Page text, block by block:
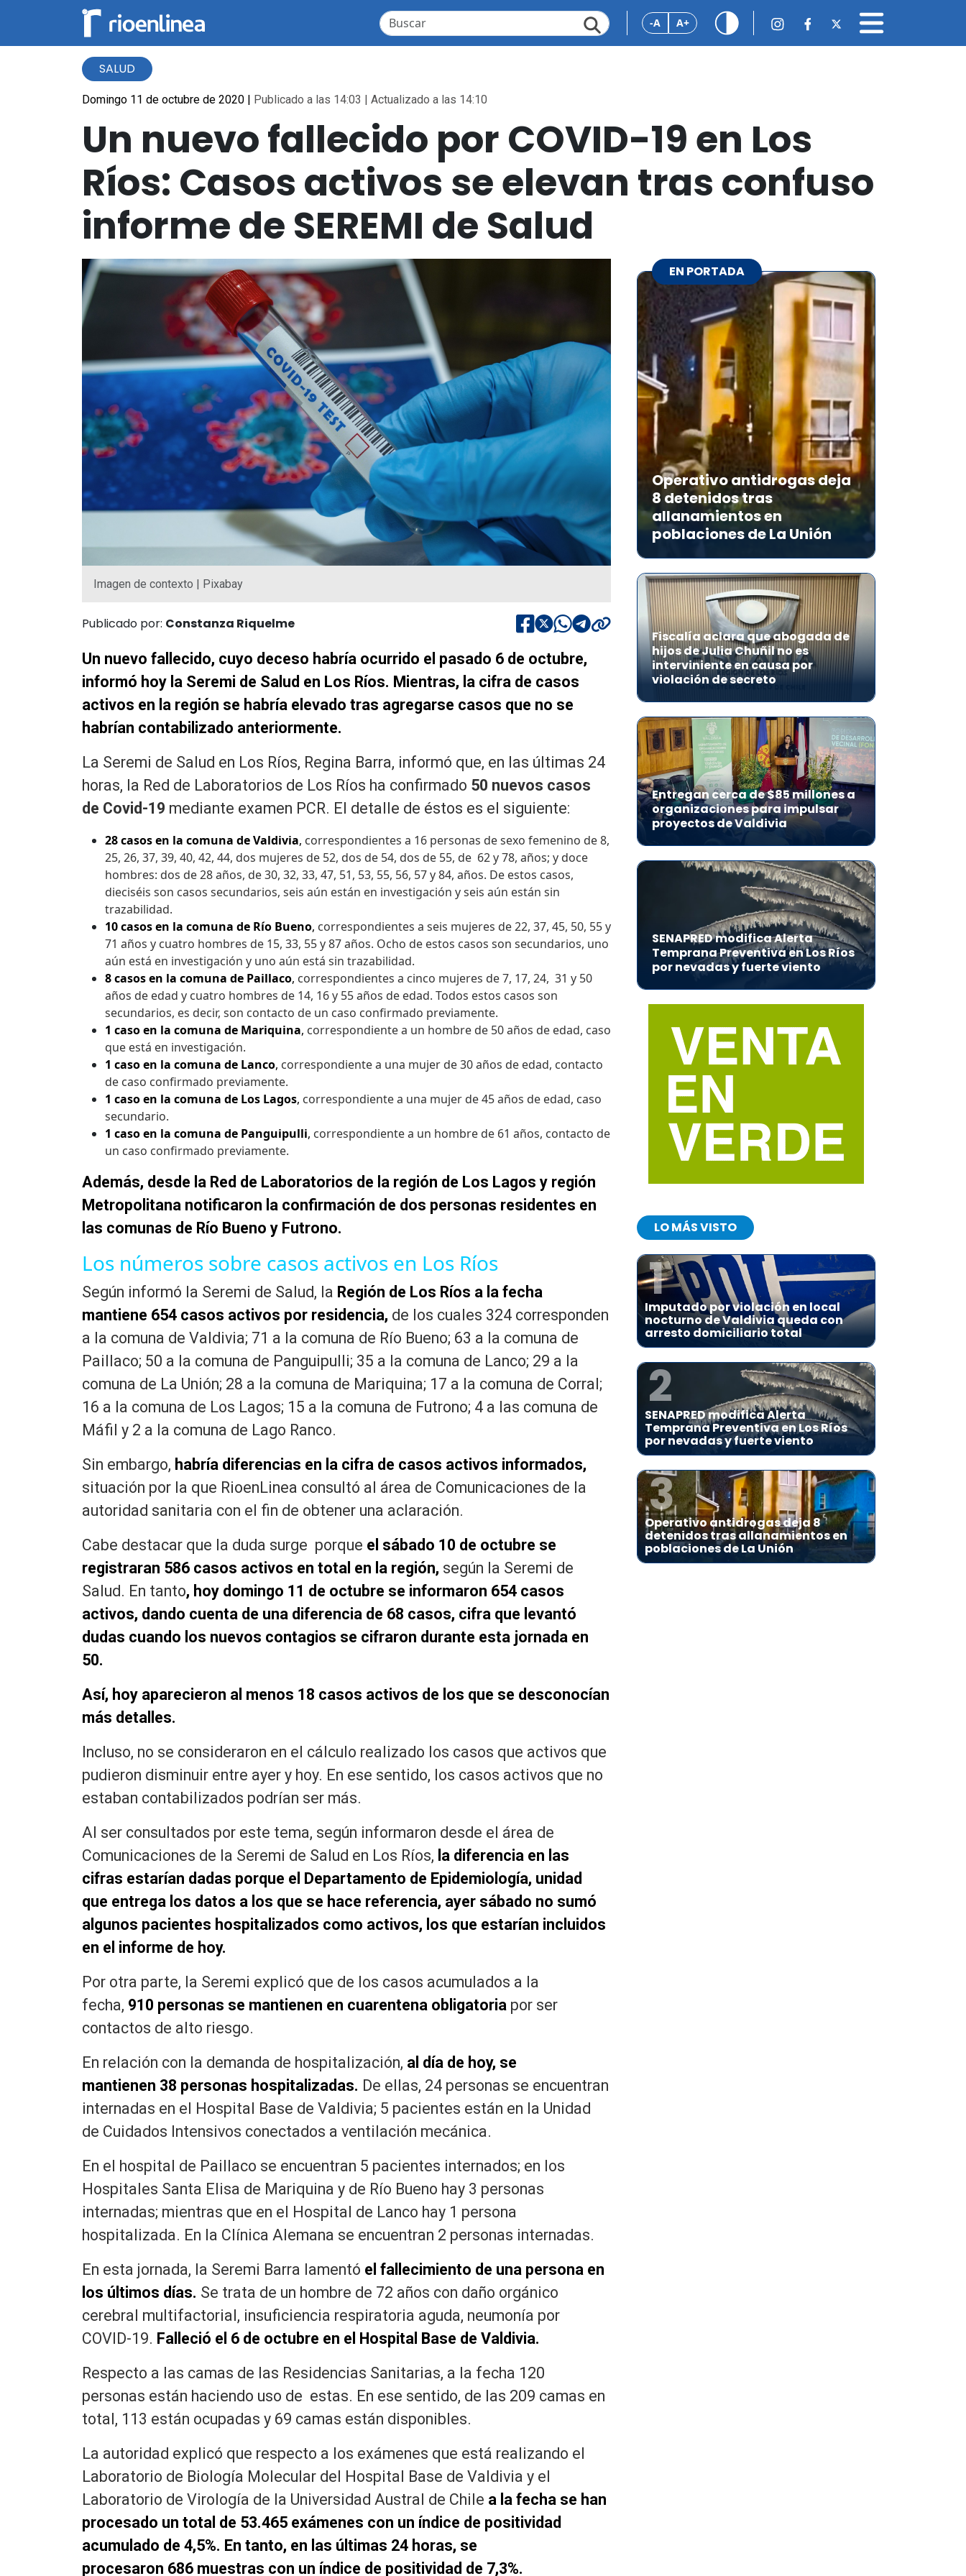
-A A+
SALUD
Domingo 11 de octubre de 2020 | Publicado a las 14:03 | Actualizado a las 14:10
Un nuevo fallecido por COVID-19 en Los
Ríos: Casos activos se elevan tras confuso
informe de SEREMI de Salud
Imagen de contexto | Pixabay
Publicado por: Constanza Riquelme
Un nuevo fallecido, cuyo deceso habría ocurrido el pasado 6 de octubre,
informó hoy la Seremi de Salud en Los Ríos. Mientras, la cifra de casos
activos en la región se habría elevado tras agregarse casos que no se
habrían contabilizado anteriormente.
La Seremi de Salud en Los Ríos, Regina Barra, informó que, en las últimas 24
horas, la Red de Laboratorios de Los Ríos ha confirmado 50 nuevos casos
de Covid-19 mediante examen PCR. El detalle de éstos es el siguiente:
28 casos en la comuna deValdivia, correspondientes a 16 personas de sexo femenino de 8,
25, 26, 37, 39, 40, 42, 44, dos mujeres de 52, dos de 54, dos de 55, de 62 y 78, años; y doce
hombres: dos de 28 años, de 30, 32, 33, 47, 51, 53, 55, 56, 57 y 84, años. De estos casos,
dieciséis son casos secundarios, seis aún están en investigación y seis aún están sin
trazabilidad.
10 casos en la comuna de Río Bueno, correspondientes a seis mujeres de 22, 37, 45, 50, 55 y
71 años y cuatro hombres de 15, 33, 55 y 87 años. Ocho de estos casos son secundarios, uno
aún está en investigación y uno aún está sin trazabilidad.
8 casos en la comuna de Paillaco, correspondientes a cinco mujeres de 7, 17, 24, 31 y 50
años de edad y cuatro hombres de 14, 16 y 55 años de edad. Todos estos casos son
secundarios, es decir, son contacto de un caso confirmado previamente.
1 caso en la comuna de Mariquina, correspondiente a un hombre de 50 años de edad, caso
que está en investigación.
1 caso en la comuna de Lanco, correspondiente a una mujer de 30 años de edad, contacto
de caso confirmado previamente.
1 caso en la comuna de Los Lagos, correspondiente a una mujer de 45 años de edad, caso
secundario.
1 caso en la comuna de Panguipulli, correspondiente a un hombre de 61 años, contacto de
un caso confirmado previamente.
Además, desde la Red de Laboratorios de la región de Los Lagos y región
Metropolitana notificaron la confirmación de dos personas residentes en
las comunas de Río Bueno y Futrono.
Los números sobre casos activos en Los Ríos
Según informó la Seremi de Salud, la Región de Los Ríos a la fecha
mantiene 654 casos activos por residencia, de los cuales 324 corresponden
a la comuna de Valdivia; 71 a la comuna de Río Bueno; 63 a la comuna de
Paillaco; 50 a la comuna de Panguipulli; 35 a la comuna de Lanco; 29 a la
comuna de La Unión; 28 a la comuna de Mariquina; 17 a la comuna de Corral;
16 a la comuna de Los Lagos; 15 a la comuna de Futrono; 4 a las comuna de
Máfil y 2 a la comuna de Lago Ranco.
Sin embargo, habría diferencias en la cifra de casos activos informados,
situación por la que RioenLinea consultó al área de Comunicaciones de la
autoridad sanitaria con el fin de obtener una aclaración.
Cabe destacar que la duda surge porque el sábado 10 de octubre se
registraran 586 casos activos en total en la región, según la Seremi de
Salud. En tanto, hoy domingo 11 de octubre se informaron 654 casos
activos, dando cuenta de una diferencia de 68 casos, cifra que levantó
dudas cuando los nuevos contagios se cifraron durante esta jornada en
50.
Así, hoy aparecieron al menos 18 casos activos de los que se desconocían
más detalles.
Incluso, no se consideraron en el cálculo realizado los casos que activos que
pudieron disminuir entre ayer y hoy. En ese sentido, los casos activos que no
estaban contabilizados podrían ser más.
Al ser consultados por este tema, según informaron desde el área de
Comunicaciones de la Seremi de Salud en Los Ríos, la diferencia en las
cifras estarían dadas porque el Departamento de Epidemiología, unidad
que entrega los datos a los que se hace referencia, ayer sábado no sumó
algunos pacientes hospitalizados como activos, los que estarían incluidos
en el informe de hoy.
Por otra parte, la Seremi explicó que de los casos acumulados a la
fecha, 910 personas se mantienen en cuarentena obligatoria por ser
contactos de alto riesgo.
En relación con la demanda de hospitalización, al día de hoy, se
mantienen 38 personas hospitalizadas. De ellas, 24 personas se encuentran
internadas en el Hospital Base de Valdivia; 5 pacientes están en la Unidad
de Cuidados Intensivos conectados a ventilación mecánica.
En el hospital de Paillaco se encuentran 5 pacientes internados; en los
Hospitales Santa Elisa de Mariquina y de Río Bueno hay 3 personas
internadas; mientras que en el Hospital de Lanco hay 1 persona
hospitalizada. En la Clínica Alemana se encuentran 2 personas internadas.
En esta jornada, la Seremi Barra lamentó el fallecimiento de una persona en
los últimos días. Se trata de un hombre de 72 años con daño orgánico
cerebral multifactorial, insuficiencia respiratoria aguda, neumonía por
COVID-19. Falleció el 6 de octubre en el Hospital Base de Valdivia.
Respecto a las camas de las Residencias Sanitarias, a la fecha 120
personas están haciendo uso de estas. En ese sentido, de las 209 camas en
total, 113 están ocupadas y 69 camas están disponibles.
La autoridad explicó que respecto a los exámenes que está realizando el
Laboratorio de Biología Molecular del Hospital Base de Valdivia y el
Laboratorio de Virología de la Universidad Austral de Chile a la fecha se han
procesado un total de 53.465 exámenes con un índice de positividad
acumulado de 4,5%. En tanto, en las últimas 24 horas, se
procesaron 686 muestras con un índice de positividad de 7,3%.
EN PORTADA
Operativo antidrogas deja
8 detenidos tras
allanamientos en
poblaciones de La Unión
Fiscalía aclara que abogada de
hijos de Julia Chuñil no es
interviniente en causa por
violación de secreto
Entregan cerca de $85 millones a
organizaciones para impulsar
proyectos de Valdivia
SENAPRED modifica Alerta
Temprana Preventiva en Los Ríos
por nevadas y fuerte viento
LO MÁS VISTO
1
Imputado por violación en local
nocturno de Valdivia queda con
arresto domiciliario total
2
SENAPRED modifica Alerta
Temprana Preventiva en Los Ríos
por nevadas y fuerte viento
3
Operativo antidrogas deja 8
detenidos tras allanamientos en
poblaciones de La Unión